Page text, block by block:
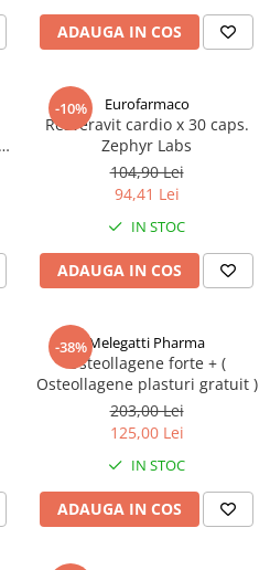
ADAUGA IN COS
-10% Eurofarmaco
Resveravit cardio x 30 caps.
Zephyr Labs
104,90 Lei
94,41 Lei
IN STOC
ADAUGA IN COS
-38%Melegatti Pharma
Osteollagene forte + (
Osteollagene plasturi gratuit )
203,00 Lei
125,00 Lei
IN STOC
ADAUGA IN COS